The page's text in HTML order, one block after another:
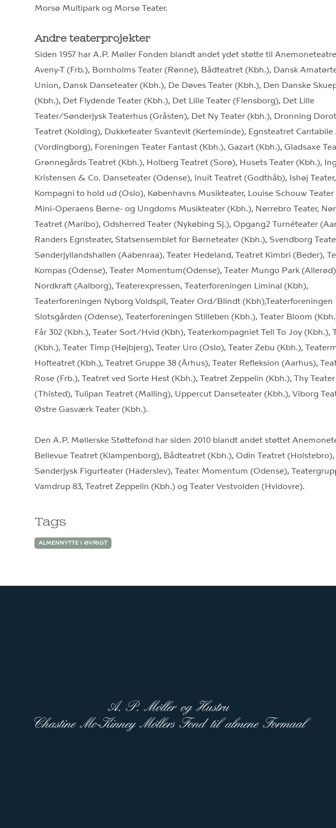
Morsø Multipark og Morsø Teater.
Andre teaterprojekter
Siden 1957 har A.P. Møller Fonden blandt andet ydet støtte til
Aveny-T (Frb.), Bornholms Teater (Rønne), Bådteatret (Kbh.), Dansk
Union, Dansk Danseteater (Kbh.), De Døves Teater (Kbh.), Den Danske
(Kbh.), Det Flydende Teater (Kbh.), Det Lille Teater (Flensborg), Det Lille
Teater/Sønderjysk Teaterhus (Gråsten), Det Ny Teater (kbh.), Dronning
Teatret (Kolding), Dukketeater Svantevit (Kerteminde), Egnsteatret Cantabile
(Vordingborg), Foreningen Teater Fantast (Kbh.), Gazart (Kbh.), Gladsaxe
Grønnegårds Teatret (Kbh.), Holberg Teatret (Sorø), Husets Teater (Kbh.),
Kristensen & Co. Danseteater (Odense), Inuit Teatret (Godthåb), Ishøj Teater,
Kompagni to hold ud (Oslo), Københavns Musikteater, Louise Schouw Teater
Mini-Operaens Børne- og Ungdoms Musikteater (Kbh.), Nørrebro Teater,
Teatret (Maribo), Odsherred Teater (Nykøbing Sj.), Opgang2 Turnéteater
Randers Egnsteater, Statsensemblet for Børneteater (Kbh.), Svendborg
Sønderjyllandshallen (Aabenraa), Teater Hedeland, Teatret Kimbri (Beder),
Kompas (Odense), Teater Momentum(Odense), Teater Mungo Park
Nordkraft (Aalborg), Teaterexpressen, Teaterforeningen Liminal (Kbh),
Teaterforeningen Nyborg Voldspil, Teater Ord/Blindt (Kbh),Teaterforeningen
Slotsgården (Odense), Teaterforeningen Stilleben (Kbh.), Teater Bloom
Får 302 (Kbh.), Teater Sort/Hvid (Kbh), Teaterkompagniet Tell To Joy (Kbh.),
(Kbh.), Teater Timp (Højbjerg), Teater Uro (Oslo), Teater Zebu (Kbh.),
Hofteatret (Kbh.), Teatret Gruppe 38 (Århus), Teater Refleksion (Aarhus),
Rose (Frb.), Teatret ved Sorte Hest (Kbh.), Teatret Zeppelin (Kbh.), Thy Teater
(Thisted), Tulipan Teatret (Malling), Uppercut Danseteater (Kbh.), Viborg
Østre Gasværk Teater (Kbh.).
Den A.P. Møllerske Støttefond har siden 2010 blandt andet støttet
Bellevue Teatret (Klampenborg), Bådteatret (Kbh.), Odin Teatret (Holstebro),
Sønderjysk Figurteater (Haderslev), Teater Momentum (Odense),
Vamdrup 83, Teatret Zeppelin (Kbh.) og Teater Vestvolden (Hvidovre).
Tags
ALMENNYTTE I ØVRIGT